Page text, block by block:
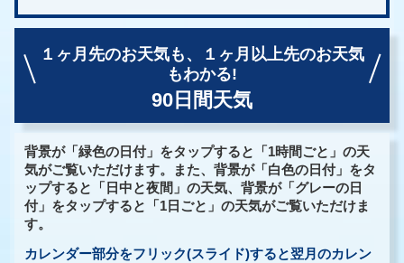
１ヶ月先のお天気も、
１ヶ月以上先のお天気
もわかる!
90日間天気
背景が「緑色の日付」をタップすると「1時間ごと」の天
気がご覧いただけます。また、背景が「白色の日付」をタ
ップすると「日中と夜間」の天気、背景が「グレーの日
付」をタップすると「1日ごと」の天気がご覧いただけま
す。
カレンダー部分をフリック(スライド)すると翌月のカレン